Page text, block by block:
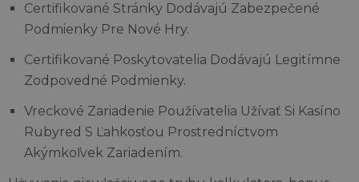
Certifikované Stránky Dodávajú Zabezpečené
Podmienky Pre Nové Hry.
Certifikované Poskytovatelia Dodávajú Legitímne
Zodpovedné Podmienky.
Vreckové Zariadenie Používatelia Užívať Si Kasíno
Rubyred S Ľahkosťou Prostredníctvom
Akýmkoľvek Zariadením.